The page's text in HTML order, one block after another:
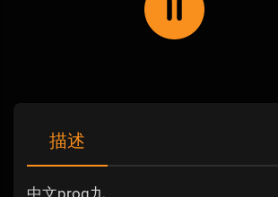
描述